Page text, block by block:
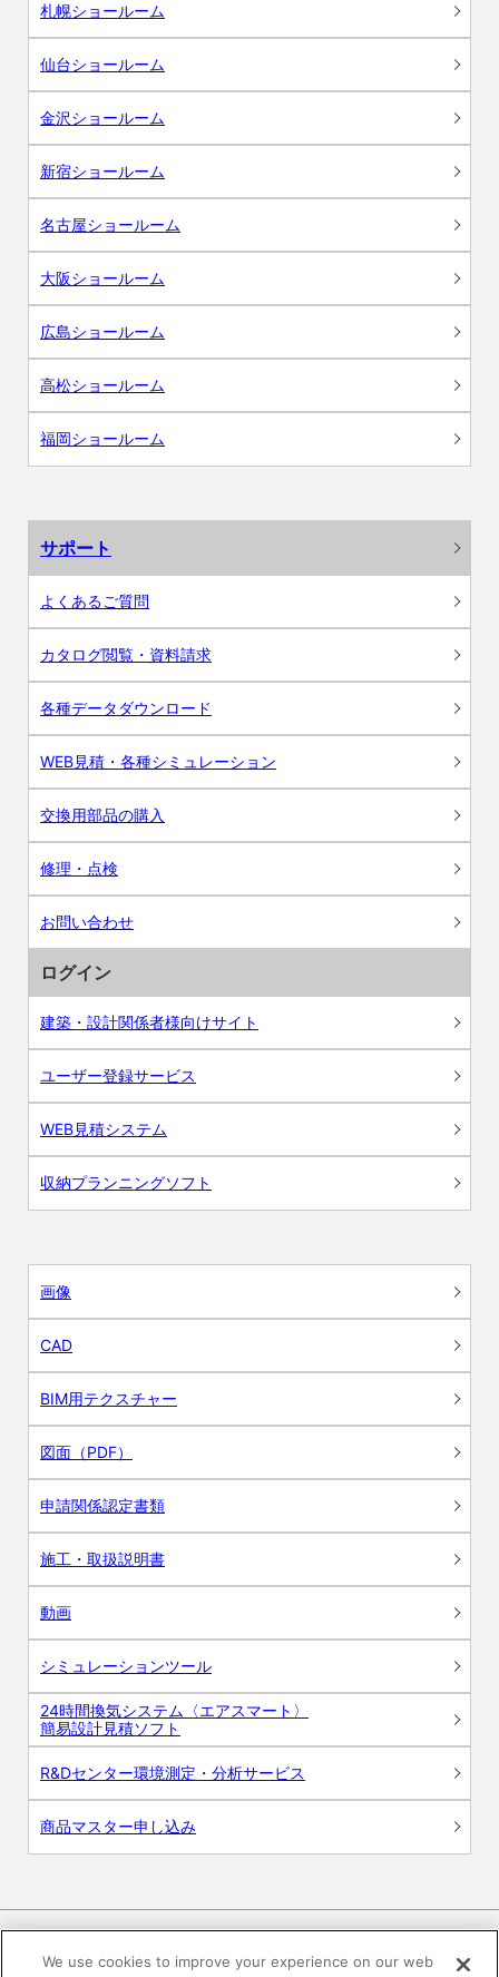
札幌ショールーム
仙台ショールーム
金沢ショールーム
新宿ショールーム
名古屋ショールーム
大阪ショールーム
広島ショールーム
高松ショールーム
福岡ショールーム
サポート
よくあるご質問
カタログ閲覧・資料請求
各種データダウンロード
WEB見積・各種シミュレーション
交換用部品の購入
修理・点検
お問い合わせ
ログイン
建築・設計関係者様向けサイト
ユーザー登録サービス
WEB見積システム
収納プランニングソフト
画像
CAD
BIM用テクスチャー
図面（PDF）
申請関係認定書類
施工・取扱説明書
動画
シミュレーションツール
24時間換気システム〈エアスマート〉
簡易設計見積ソフト
R&Dセンター環境測定・分析サービス
商品マスター申し込み
We use cookies to improve your experience on our web